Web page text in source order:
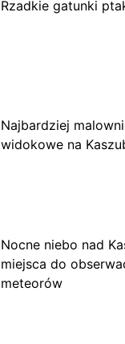
Rzadkie gatunki
Najbardziej
widokowe na
Nocne niebo nad
miejsca do
meteorów